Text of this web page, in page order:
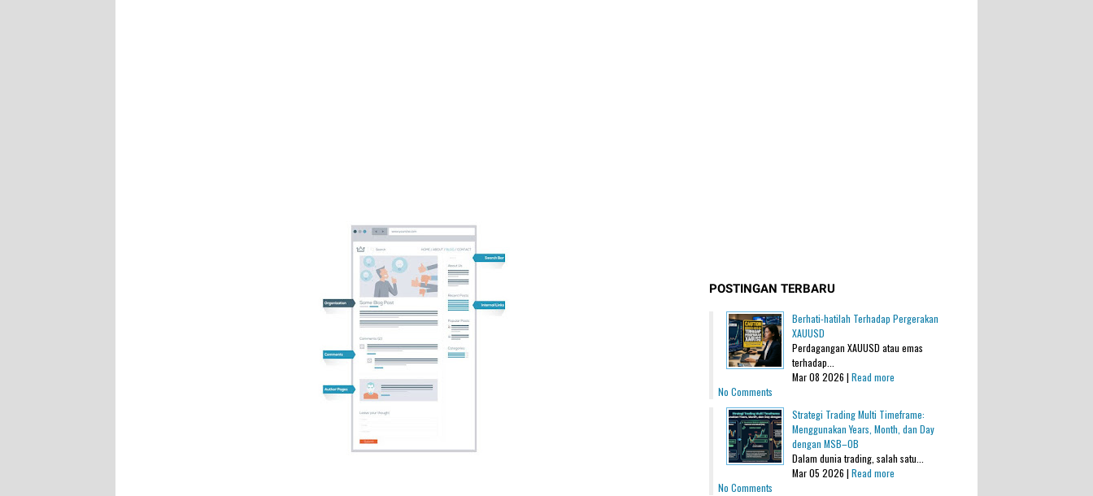
POSTINGAN TERBARU
Berhati-hatilah Terhadap Pergerakan
XAUUSD
Perdagangan XAUUSD atau emas
terhadap...
Mar 08 2026 | Read more
No Comments
Strategi Trading Multi Timeframe:
Menggunakan Years, Month, dan Day
dengan MSB–OB
Dalam dunia trading, salah satu...
Mar 05 2026 | Read more
No Comments